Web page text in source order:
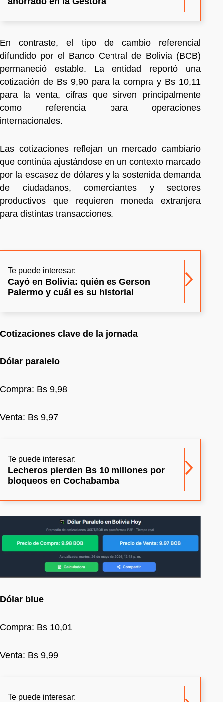
En contraste, el tipo de cambio referencial
difundido por el Banco Central de Bolivia (BCB)
permaneció estable. La entidad reportó una
cotización de Bs 9,90 para la compra y Bs 10,11
para la venta, cifras que sirven principalmente
como referencia para operaciones
internacionales.
Las cotizaciones reflejan un mercado cambiario
que continúa ajustándose en un contexto marcado
por la escasez de dólares y la sostenida demanda
de ciudadanos, comerciantes y sectores
productivos que requieren moneda extranjera
para distintas transacciones.
Te puede interesar:
Cayó en Bolivia: quién es Gerson
Palermo y cuál es su historial
Cotizaciones clave de la jornada
Dólar paralelo
Compra: Bs 9,98
Venta: Bs 9,97
Te puede interesar:
Lecheros pierden Bs 10 millones por
bloqueos en Cochabamba
Dólar blue
Compra: Bs 10,01
Venta: Bs 9,99
Te puede interesar: